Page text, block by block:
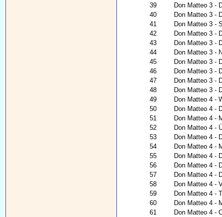
39
Don Matteo 3 -
40
Don Matteo 3 -
41
Don Matteo 3 -
42
Don Matteo 3 -
43
Don Matteo 3 -
44
Don Matteo 3 -
45
Don Matteo 3 -
46
Don Matteo 3 -
47
Don Matteo 3 -
48
Don Matteo 3 -
49
Don Matteo 4 -
50
Don Matteo 4 -
51
Don Matteo 4 -
52
Don Matteo 4 -
53
Don Matteo 4 -
54
Don Matteo 4 -
55
Don Matteo 4 -
56
Don Matteo 4 -
57
Don Matteo 4 -
58
Don Matteo 4 -
59
Don Matteo 4 -
60
Don Matteo 4 -
61
Don Matteo 4 -